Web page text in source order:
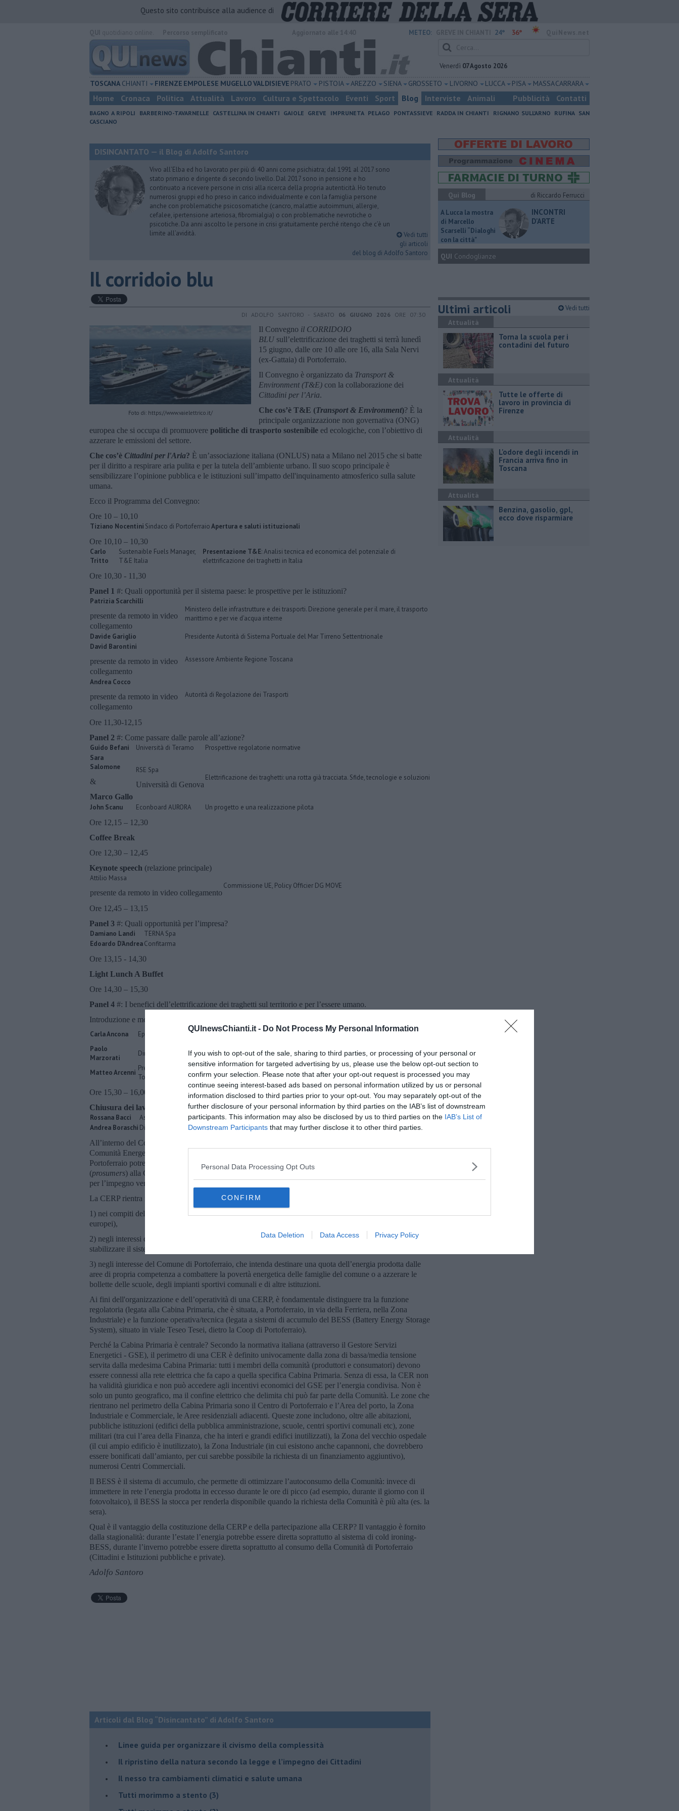
QUInewsChianti.it - Do Not Process My Personal Information
If you wish to opt-out of the sale, sharing to third parties, or processing of your personal or
sensitive information for targeted advertising by us, please use the below opt-out section to
confirm your selection. Please note that after your opt-out request is processed you may
continue seeing interest-based ads based on personal information utilized by us or personal
information disclosed to third parties prior to your opt-out. You may separately opt-out of the
further disclosure of your personal information by third parties on the IAB’s list of downstream
participants. This information may also be disclosed by us to third parties on the IAB’s List of
Downstream Participants that may further disclose it to other third parties.
Personal Data Processing Opt Outs
CONFIRM
Data Deletion Data Access Privacy Policy
Questo sito contribuisce alla audience di
METEO: 24° 36°
Venerdì 07 Agosto 2026
TOSCANA CHIANTI FIRENZE EMPOLESE MUGELLOVALDISIEVE PRATO PISTOIA AREZZO SIENA GROSSETO LIVORNO LUCCA PISA MASSA CARRARA
Home Cronaca Politica Attualità Lavoro Cultura e Spettacolo Eventi Sport Blog Interviste Animali Pubblicità Contatti
BAGNO A RIPOLI BARBERINO-TAVARNELLE CASTELLINA IN CHIANTI GAIOLE GREVE IMPRUNETA PELAGO PONTASSIEVE RADDA IN CHIANTI RIGNANO SULL'ARNO RUFINA SAN
CASCIANO
DISINCANTATO — il Blog di Adolfo Santoro
Vivo all’Elba ed ho lavorato per più di 40 anni come psichiatra; dal 1991 al 2017 sono
stato primario e dirigente di secondo livello. Dal 2017 sono in pensione e ho
continuato a ricevere persone in crisi alla ricerca della propria autenticità. Ho tenuto
numerosi gruppi ed ho preso in carico individualmente e con la famiglia persone
anche con problematiche psicosomatiche (cancro, malattie autoimmuni, allergie,
cefalee, ipertensione arteriosa, fibromialgia) o con problematiche nevrotiche o
psicotiche. Da anni ascolto le persone in crisi gratuitamente perché ritengo che c’è un
limite all’avidità.
Vedi tutti
gli articoli
del blog di Adolfo Santoro
Il corridoio blu
DI ADOLFO SANTORO - SABATO 06 GIUGNO 2026 ORE 07:30
Foto di: https://www.vaielettrico.it/
Il Convegno il CORRIDOIO
BLU sull’elettrificazione dei traghetti si terrà lunedì
15 giugno, dalle ore 10 alle ore 16, alla Sala Nervi
(ex-Gattaia) di Portoferraio.
Il Convegno è organizzato da Transport &
Environment (T&E) con la collaborazione dei
Cittadini per l’Aria.
Che cos’è T&E (Transport & Environment)? È la
principale organizzazione non governativa (ONG)
europea che si occupa di promuovere politiche di trasporto sostenibile ed ecologiche, con l’obiettivo di
azzerare le emissioni del settore.
Che cos’è Cittadini per l'Aria? È un’associazione italiana (ONLUS) nata a Milano nel 2015 che si batte
per il diritto a respirare aria pulita e per la tutela dell’ambiente urbano. Il suo scopo principale è
sensibilizzare l’opinione pubblica e le istituzioni sull’impatto dell'inquinamento atmosferico sulla salute
umana.
Ecco il Programma del Convegno:
Ore 10 – 10,10
Tiziano Nocentini Sindaco di PortoferraioApertura e saluti istituzionali
Ore 10,10 – 10,30
Carlo
Tritto
Sustenaible Fuels Manager,
T&E Italia
Presentazione T&E: Analisi tecnica ed economica del potenziale di
elettrificazione dei traghetti in Italia
Ore 10,30 - 11,30
Panel 1 #: Quali opportunità per il sistema paese: le prospettive per le istituzioni?
Patrizia Scarchilli
presente da remoto in video
collegamento
Ministero delle infrastrutture e dei trasporti. Direzione generale per il mare, il trasporto
marittimo e per vie d’acqua interne
Davide Gariglio
Presidente Autorità di Sistema Portuale del Mar Tirreno Settentrionale
David Barontini
presente da remoto in video
collegamento
Assessore Ambiente Regione Toscana
Andrea Cocco
presente da remoto in video
collegamento
Autorità di Regolazione dei Trasporti
Ore 11,30-12,15
Panel 2 #: Come passare dalle parole all’azione?
Guido Befani
Università di Teramo
Prospettive regolatorie normative
Sara
Salomone
&
Marco Gallo
RSE Spa
Università di Genova
Elettrificazione dei traghetti: una rotta già tracciata. Sfide, tecnologie e soluzioni
John Scanu Econboard AURORA
Un progetto e una realizzazione pilota
Ore 12,15 – 12,30
Coffee Break
Ore 12,30 – 12,45
Keynote speech (relazione principale)
Attilio Massa
presente da remoto in video collegamento
Commissione UE, Policy Officier DG MOVE
Ore 12,45 – 13,15
Panel 3 #: Quali opportunità per l’impresa?
Damiano Landi
TERNA Spa
Edoardo D’AndreaConfitarma
Ore 13,15 - 14,30
Light Lunch A Buffet
Ore 14,30 – 15,30
Panel 4 #: I benefici dell’elettrificazione dei traghetti sul territorio e per l’essere umano.
Introduzione e moderazione a cura di
Carla Ancona
Epidemiologa del Servizio Sanitario del Lazio
L’ambiente nei porti in Italia. Risultati del progetto
Paolo
Marzorati
Direttore Sanitario Ospedale di Portoferraio Transizione marittima verde e salute pubblica
Matteo Arcenni
Presidente Parco Nazionale Arcipelago
Toscano
Il turismo sostenibile
Ore 15,30 – 16,00
Chiusura dei lavori
Rossana Bacci
Assessore all’Ambiente del Comune di Piombino
Andrea Boraschi Direttore T&E Italia
All’interno del Convegno si parlerà, più o meno esplicitamente, della possibilità della costituzione di una
Comunità Energetica Rinnovabile di Porto (CERP). Nel caso sia realizzata questa possibilità i Cittadini di
Portoferraio potrebbero partecipare come consumatori (
consumers ) o come produttori/consumatori
(prosumers) alla CERP. All’interno del Convegno sono co-presenti i soggetti che dovrebbero accordarsi
per l’impegno verso la CERP: l’Autorità Portuale, Terna e il Sindaco di Portoferraio.
La CERP rientra infatti
1) nei compiti dell’Autorità di Sistema Portuale (AdSP) per decarbonizzare i porti (e adempiere ai mandati
europei),
2) negli interessi di Terna che ha bisogno di flessibilità e accumulo virtuale sulle reti insulari e costiere per
stabilizzare il sistema,
3) negli interesse del Comune di Portoferraio, che intenda destinare una quota dell’energia prodotta dalle
aree di propria competenza a combattere la povertà energetica delle famiglie del comune o a azzerare le
bollette delle scuole, degli impianti sportivi comunali e di altre istituzioni.
Ai fini dell'organizzazione e dell’operatività di una CERP, è fondamentale distinguere tra la funzione
regolatoria (legata alla Cabina Primaria, che è situata, a Portoferraio, in via della Ferriera, nella Zona
Industriale) e la funzione operativa/tecnica (legata a sistemi di accumulo del BESS (Battery Energy Storage
System), situato in viale Teseo Tesei, dietro la Coop di Portoferraio).
Perché la Cabina Primaria è centrale? Secondo la normativa italiana (attraverso il Gestore Servizi
Energetici - GSE), il perimetro di una CER è definito univocamente dalla zona di bassa/media tensione
servita dalla medesima Cabina Primaria: tutti i membri della comunità (produttori e consumatori) devono
essere connessi alla rete elettrica che fa capo a quella specifica Cabina Primaria. Senza di essa, la CER non
ha validità giuridica e non può accedere agli incentivi economici del GSE per l’energia condivisa. Non è
solo un punto geografico, ma il confine elettrico che delimita chi può far parte della Comunità. Le zone che
rientrano nel perimetro della Cabina Primaria sono il Centro di Portoferraio e l’Area del porto, la Zona
Industriale e Commerciale, le Aree residenziali adiacenti. Queste zone includono, oltre alle abitazioni,
pubbliche istituzioni (edifici della pubblica amministrazione, scuole, centri sportivi comunali etc), zone
militari (tra cui l’area della Finanza, che ha interi e grandi edifici inutilizzati), la Zona del vecchio ospedale
(il cui ampio edificio è inutilizzato), la Zona Industriale (in cui esistono anche capannoni, che dovrebbero
essere bonificati dall’amianto, per cui sarebbe possibile la richiesta di un finanziamento aggiuntivo),
numerosi Centri Commerciali.
Il BESS è il sistema di accumulo, che permette di ottimizzare l’autoconsumo della Comunità: invece di
immettere in rete l’energia prodotta in eccesso durante le ore di picco (ad esempio, durante il giorno con il
fotovoltaico), il BESS la stocca per renderla disponibile quando la richiesta della Comunità è più alta (es. la
sera).
Qual è il vantaggio della costituzione della CERP e della partecipazione alla CERP? Il vantaggio è fornito
dalla stagionalità: durante l’estate l’energia potrebbe essere diretta soprattutto al sistema di cold ironing-
BESS, durante l’inverno potrebbe essere diretta soprattutto al consumo della Comunità di Portoferraio
(Cittadini e Istituzioni pubbliche e private).
Adolfo Santoro
Articoli dal Blog “Disincantato” di Adolfo Santoro
​Linee guida per organizzare il civismo della complessità
​Il ripristino della natura secondo la legge e l’impegno dei Cittadini
Il nesso tra cambiamenti climatici e salute umana
Tutti morimmo a stento (3)
Qui Blog
di Riccardo Ferrucci
A Lucca la mostra
di Marcello
Scarselli “Dialoghi
con la città"
INCONTRI
D'ARTE
QUI Condoglianze
Ultimi articoli Vedi tutti
Attualità
Torna la scuola per i
contadini del futuro
Attualità
​Tutte le offerte di
lavoro in provincia di
Firenze
Attualità
L'odore degli incendi in
Francia arriva fino in
Toscana
Attualità
​Benzina, gasolio, gpl,
ecco dove risparmiare